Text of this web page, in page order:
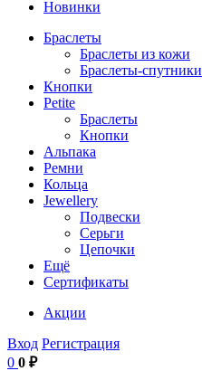
Новинки
Браслеты
Браслеты из кожи
Браслеты-спутники
Кнопки
Petite
Браслеты
Кнопки
Альпака
Ремни
Кольца
Jewellery
Подвески
Серьги
Цепочки
Ещё
Сертификаты
Акции
Вход Регистрация
0 0 ₽